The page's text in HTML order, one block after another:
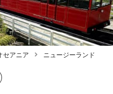
セアニア ニュージーランド